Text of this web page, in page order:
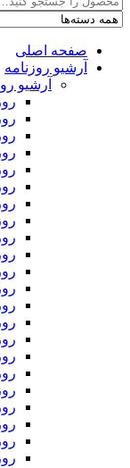
صفحه اصلی
آرشیو روزنامه
آرشیو